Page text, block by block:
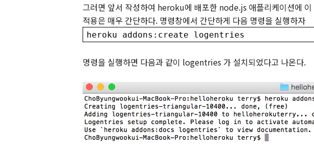
그러면 앞서 작성하여 heroku에 배포한 node.js 애플리케이션에 이
적용은 매우 간단하다. 명령창에서 간단하게 다음 명령을 실행하자
heroku addons:create logentries
명령을 실행하면 다음과 같이 logentries 가 설치되었다고 나온다.